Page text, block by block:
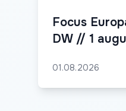
Focus
DW // 1
01.08.2026